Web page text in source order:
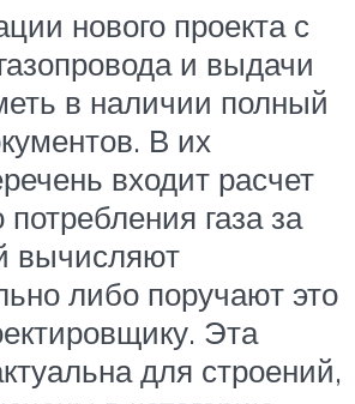
нового проекта с
и выдачи
в наличии полный
В их
входит расчет
потребления газа за
вычисляют
либо поручают это
Эта
для строений,